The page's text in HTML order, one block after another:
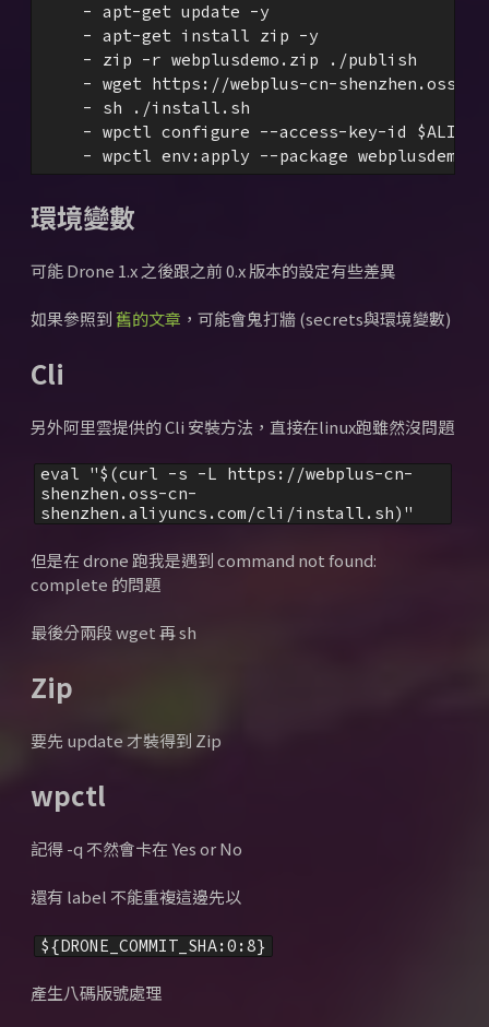
    - apt-get update -y
    - apt-get install zip -y
    - zip -r webplusdemo.zip ./publish
- wget https://webplus-cn-shenzhen.oss-
    - sh ./install.sh
- wpctl configure --access-key-id
- wpctl env:apply --package
環境變數
可能 Drone 1.x 之後跟之前 0.x 版本的設定有些差異
如果參照到舊的文章 ，可能會鬼打牆 (secrets與環境變數)
Cli
另外阿里雲提供的 Cli 安裝方法，直接在linux跑雖然沒問題
eval "$(curl -s -L https://webplus-cn-
shenzhen.oss-cn-
shenzhen.aliyuncs.com/cli/install.sh)"
但是在 drone 跑我是遇到 command not found:
complete 的問題
最後分兩段 wget 再 sh
Zip
要先 update 才裝得到 Zip
wpctl
記得 -q 不然會卡在 Yes or No
還有 label 不能重複這邊先以
${DRONE_COMMIT_SHA:0:8}
產生八碼版號處理